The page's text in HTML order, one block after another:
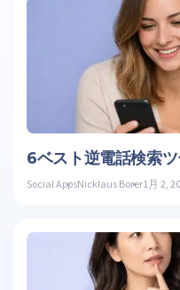
6ベスト逆電話検索
Social AppsNicklaus Borer1月 2,